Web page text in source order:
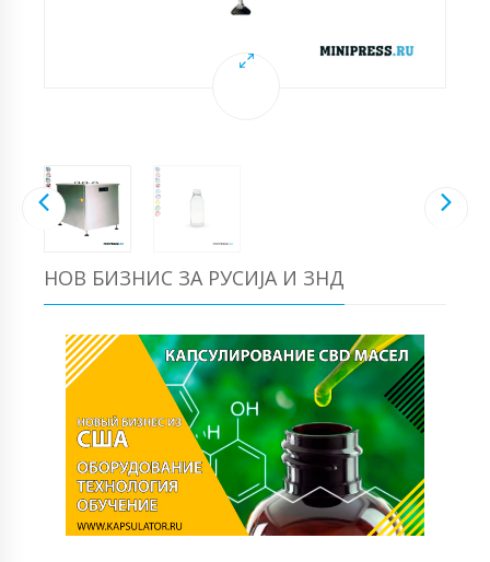
НОВ БИЗНИС ЗА РУСИЈА И ЗНД